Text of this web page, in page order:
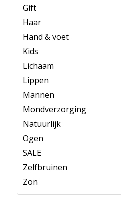
Gift
Haar
Hand & voet
Kids
Lichaam
Lippen
Mannen
Mondverzorging
Natuurlijk
Ogen
SALE
Zelfbruinen
Zon